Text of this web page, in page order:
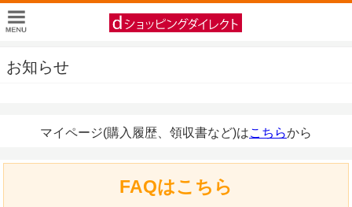
お知らせ
マイページ(購入履歴、領収書など)はこちらから
FAQはこちら